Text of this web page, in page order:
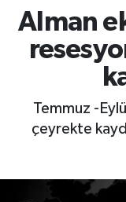
Alman
Temmuz -
çeyrekte
Bitcoin
Şirket
BIST 100 Isı
Coin Isı